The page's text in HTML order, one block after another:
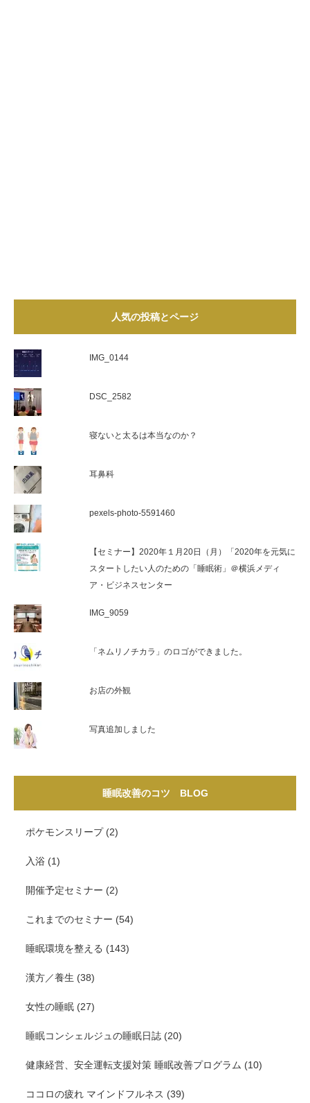
人気の投稿とページ
IMG_0144
DSC_2582
寝ないと太るは本当なのか？
耳鼻科
pexels-photo-5591460
【セミナー】2020年１月20日（月）「2020年を元気に
スタートしたい人のための「睡眠術」＠横浜メディ
ア・ビジネスセンター
IMG_9059
「ネムリノチカラ」のロゴができました。
お店の外観
写真追加しました
睡眠改善のコツ BLOG
ポケモンスリープ(2)
入浴 (1)
開催予定セミナー (2)
これまでのセミナー (54)
睡眠環境を整える (143)
漢方／養生 (38)
女性の睡眠 (27)
睡眠コンシェルジュの睡眠日誌 (20)
健康経営、安全運転支援対策 睡眠改善プログラム (10)
ココロの疲れ マインドフルネス (39)